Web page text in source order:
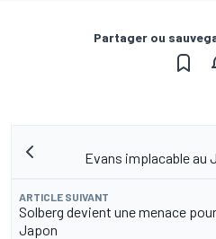
Partager ou
Evans implacable au
ARTICLE SUIVANT
Solberg devient une menace
Japon